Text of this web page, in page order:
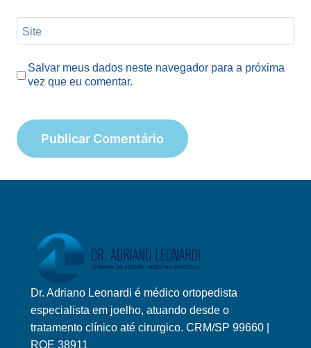
Site
Salvar meus dados neste navegador para a próxima
vez que eu comentar.
Logo Adriano Leonardi Horizontal Novo
Dr. Adriano Leonardi é médico ortopedista
especialista em joelho, atuando desde o
tratamento clínico até cirurgico. CRM/SP 99660 |
RQE 38911